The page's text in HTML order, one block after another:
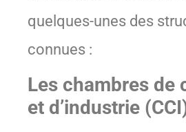
quelques-unes des
connues :
Les chambres de
et d’industrie